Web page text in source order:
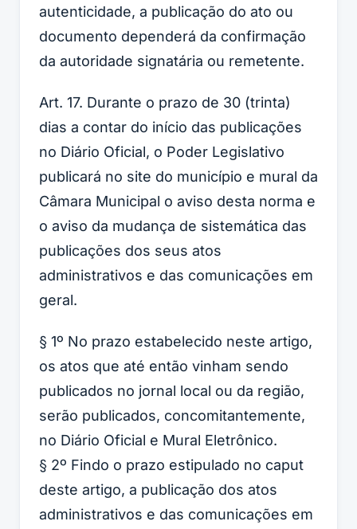
autenticidade, a publicação do ato ou
documento dependerá da confirmação
da autoridade signatária ou remetente.
Art. 17. Durante o prazo de 30 (trinta)
dias a contar do início das publicações
no Diário Oficial, o Poder Legislativo
publicará no site do município e mural da
Câmara Municipal o aviso desta norma e
o aviso da mudança de sistemática das
publicações dos seus atos
administrativos e das comunicações em
geral.
§ 1º No prazo estabelecido neste artigo,
os atos que até então vinham sendo
publicados no jornal local ou da região,
serão publicados, concomitantemente,
no Diário Oficial e Mural Eletrônico.
§ 2º Findo o prazo estipulado no caput
deste artigo, a publicação dos atos
administrativos e das comunicações em